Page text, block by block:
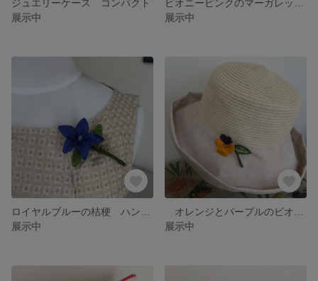
ジュエリーケース コンパクト
展示中
展示中
展示中
展示中